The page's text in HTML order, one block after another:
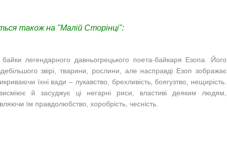
також на "Малій Сторінці":
легендарного давньогрецького поета-байкаря Езопа. Його
звірі, тварини, рослини, але насправді Езоп зображає
їхні вади – лукавство, брехливість, боягузтво, нещирість.
й засуджує ці негарні риси, властиві деяким людям,
їм правдолюбство, хоробрість, чесність.